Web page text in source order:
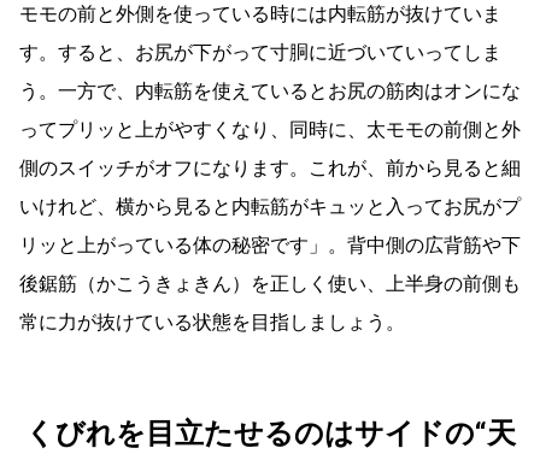
モモの前と外側を使っている時には内転筋が抜けていま
す。すると、お尻が下がって寸胴に近づいていってしま
う。一方で、内転筋を使えているとお尻の筋肉はオンにな
ってプリッと上がやすくなり、同時に、太モモの前側と外
側のスイッチがオフになります。これが、前から見ると細
いけれど、横から見ると内転筋がキュッと入ってお尻がプ
リッと上がっている体の秘密です」。背中側の広背筋や下
後鋸筋（かこうきょきん）を正しく使い、上半身の前側も
常に力が抜けている状態を目指しましょう。
くびれを目立たせるのはサイドの“天